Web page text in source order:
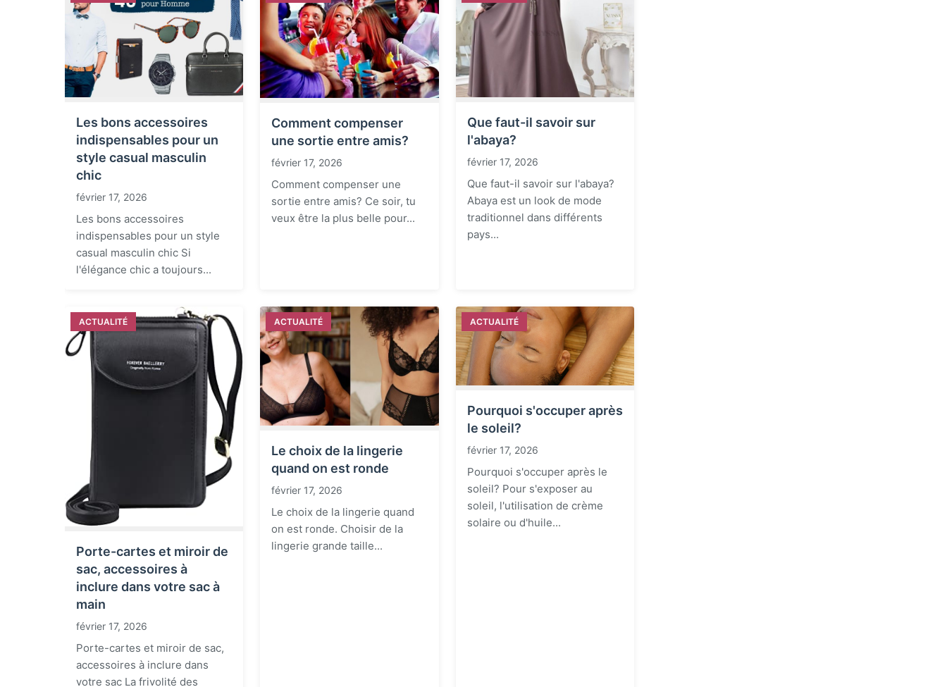
Les bons accessoires
indispensables pour un
style casual masculin
chic
février 17, 2026
Les bons accessoires
indispensables pour un style
casual masculin chic Si
l'élégance chic a toujours...
Comment compenser
une sortie entre amis?
février 17, 2026
Comment compenser une
sortie entre amis? Ce soir, tu
veux être la plus belle pour...
Que faut-il savoir sur
l'abaya?
février 17, 2026
Que faut-il savoir sur l'abaya?
Abaya est un look de mode
traditionnel dans différents
pays...
ACTUALITÉ
Porte-cartes et miroir de
sac, accessoires à
inclure dans votre sac à
main
février 17, 2026
Porte-cartes et miroir de sac,
accessoires à inclure dans
votre sac La frivolité des
ACTUALITÉ
Le choix de la lingerie
quand on est ronde
février 17, 2026
Le choix de la lingerie quand
on est ronde. Choisir de la
lingerie grande taille...
ACTUALITÉ
Pourquoi s'occuper après
le soleil?
février 17, 2026
Pourquoi s'occuper après le
soleil? Pour s'exposer au
soleil, l'utilisation de crème
solaire ou d'huile...